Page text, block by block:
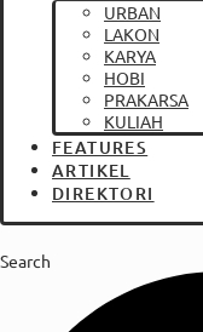
URBAN
LAKON
KARYA
HOBI
PRAKARSA
KULIAH
FEATURES
ARTIKEL
DIREKTORI
Search